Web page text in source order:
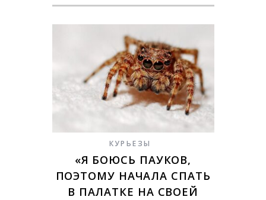
КУРЬЕЗЫ
«Я БОЮСЬ ПАУКОВ,
ПОЭТОМУ НАЧАЛА СПАТЬ
В ПАЛАТКЕ НА СВОЕЙ